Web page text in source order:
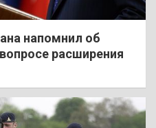
напомнил об
расширения